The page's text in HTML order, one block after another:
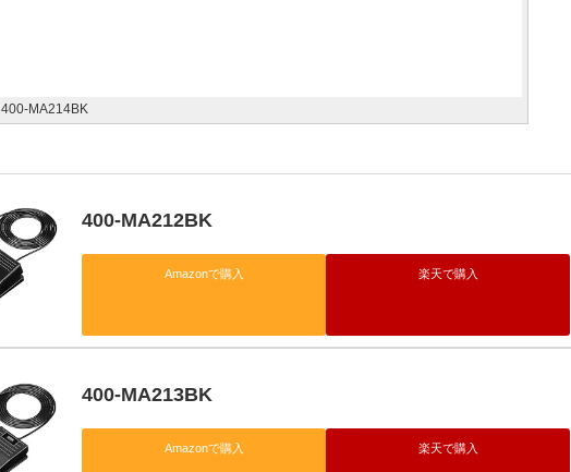
400-MA214BK
400-MA212BK
Amazonで購入 楽天で購入
400-MA213BK
Amazonで購入 楽天で購入